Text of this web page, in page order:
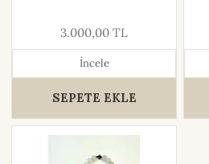
3.000,00 TL
İncele
SEPETE EKLE